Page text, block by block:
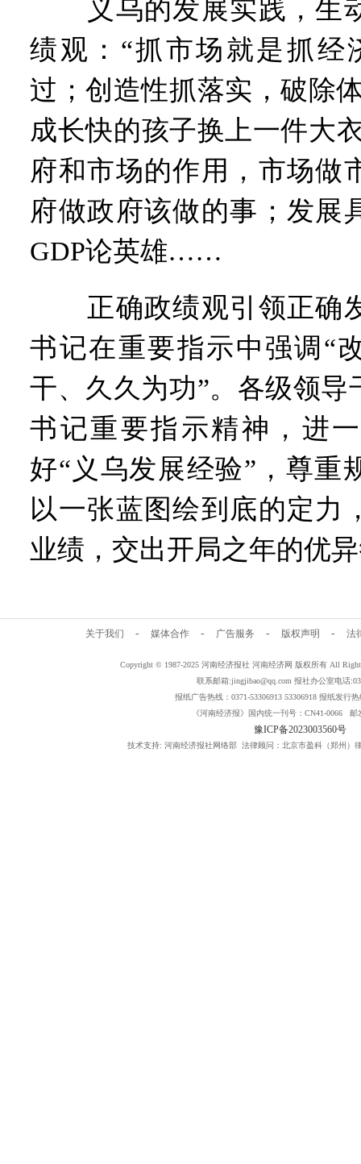
义乌的发展实践，生
绩观：“抓市场就是抓经
过；创造性抓落实，破除
成长快的孩子换上一件大
府和市场的作用，市场做
府做政府该做的事；发展
GDP论英雄……
正确政绩观引领正确
书记在重要指示中强调“
干、久久为功”。各级领导
书记重要指示精神，进
好“义乌发展经验”，尊重
以一张蓝图绘到底的定力
业绩，交出开局之年的优
关于我们 - 媒体合作 - 广告服务 - 版权声明 - 法
Copyright © 1987-2025 河南经济报社 河南经济网 版权所有 All
联系邮箱:jingjibao@qq.com 报社办公室电话
报纸广告热线：0371-53306913 53306918 报纸发行热
《河南经济报》国内统一刊号：CN41-0066 邮
豫ICP备2023003560号
技术支持: 河南经济报社网络部 法律顾问：北京市盈科（郑州